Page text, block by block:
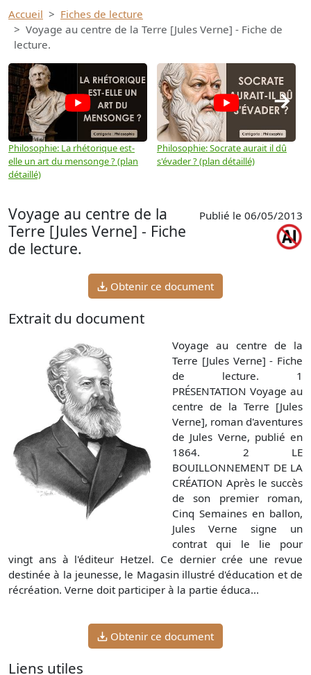
Accueil
Fiches de lecture
Voyage au centre de la Terre [Jules Verne] - Fiche de
lecture.
Philosophie: La rhétorique est-
elle un art du mensonge ? (plan
détaillé)
Philosophie: Socrate aurait il dû
s'évader ? (plan détaillé)
→
Voyage au centre de la
Terre [Jules Verne] - Fiche
de lecture.
Publié le 06/05/2013
Obtenir ce document
Extrait du document
Voyage au centre de la
Terre [Jules Verne] - Fiche
de lecture. 1
PRÉSENTATION Voyage au
centre de la Terre [Jules
Verne], roman d'aventures
de Jules Verne, publié en
1864. 2 LE
BOUILLONNEMENT DE LA
CRÉATION Après le succès
de son premier roman,
Cinq Semaines en ballon,
Jules Verne signe un
contrat qui le lie pour
vingt ans à l'éditeur Hetzel. Ce dernier crée une revue
destinée à la jeunesse, le Magasin illustré d'éducation et de
récréation. Verne doit participer à la partie éduca...
Obtenir ce document
Liens utiles